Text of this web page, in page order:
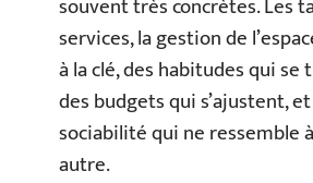
souvent très concrètes. Les
services, la gestion de
à la clé, des habitudes qui
des budgets qui s’ajustent,
sociabilité qui ne ressemble
autre.